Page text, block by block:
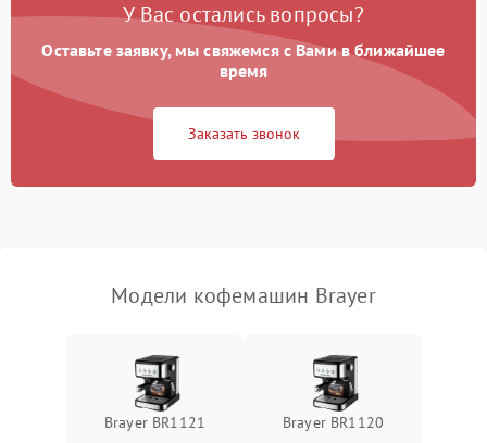
У Вас остались вопросы?
Оставьте заявку, мы свяжемся с Вами в ближайшее
время
Заказать звонок
Модели кофемашин Brayer
Brayer BR1121 Brayer BR1120